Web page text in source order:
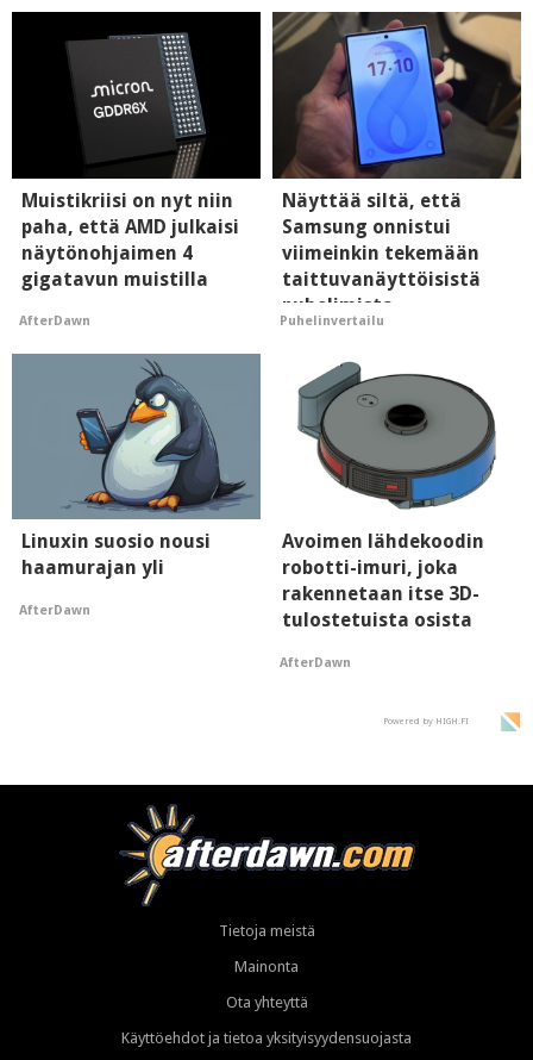
Muistikriisi on nyt niin
paha, että AMD julkaisi
näytönohjaimen 4
gigatavun muistilla
AfterDawn
Näyttää siltä, että
Samsung onnistui
viimeinkin tekemään
taittuvanäyttöisistä
puhelimista
supersuosittuja
Puhelinvertailu
Linuxin suosio nousi
haamurajan yli
AfterDawn
Avoimen lähdekoodin
robotti-imuri, joka
rakennetaan itse 3D-
tulostetuista osista
AfterDawn
Powered by HIGH.FI
Tietoja meistä
Mainonta
Ota yhteyttä
Käyttöehdot ja tietoa yksityisyydensuojasta